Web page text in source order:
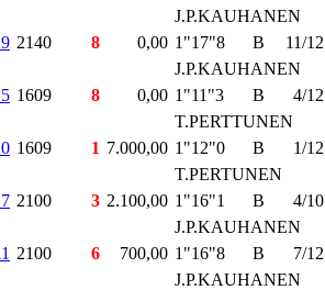
J.P.KAUHANEN
2140 8 0,00 1"17"8 B 11/12
J.P.KAUHANEN
1609 8 0,00 1"11"3 B 4/12
T.PERTTUNEN
1609 1 7.000,00 1"12"0 B 1/12
T.PERTUNEN
2100 3 2.100,00 1"16"1 B 4/10
J.P.KAUHANEN
2100 6 700,00 1"16"8 B 7/12
J.P.KAUHANEN